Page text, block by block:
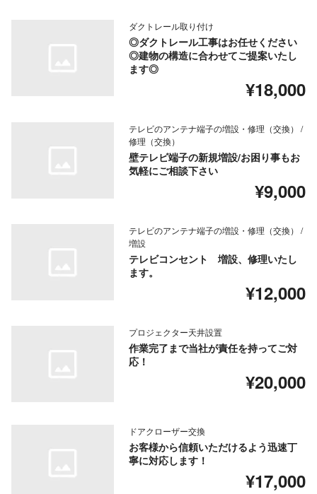
ダクトレール取り付け
◎ダクトレール工事はお任せください
◎建物の構造に合わせてご提案いたし
ます◎
¥18,000
テレビのアンテナ端子の増設・修理（交換） /
修理（交換）
壁テレビ端子の新規増設/お困り事もお
気軽にご相談下さい
¥9,000
テレビのアンテナ端子の増設・修理（交換） /
増設
テレビコンセント 増設、修理いたし
ます。
¥12,000
プロジェクター天井設置
作業完了まで当社が責任を持ってご対
応！
¥20,000
ドアクローザー交換
お客様から信頼いただけるよう迅速丁
寧に対応します！
¥17,000